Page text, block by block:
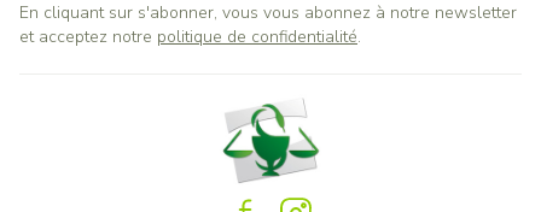
En cliquant sur s'abonner, vous vous abonnez à notre newsletter
et acceptez notre politique de confidentialité.